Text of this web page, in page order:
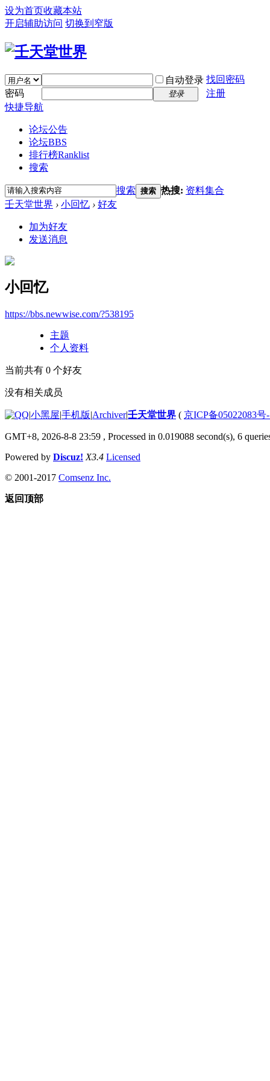
设为首页收藏本站
开启辅助访问 切换到窄版
自动登录 找回密码
密码
登录
注册
快捷导航
论坛公告
论坛BBS
排行榜Ranklist
搜索
搜索 搜索 热搜: 资料集合
壬天堂世界 › 小回忆 › 好友
加为好友
发送消息
小回忆
https://bbs.newwise.com/?538195
主题
个人资料
当前共有 0 个好友
没有相关成员
|小黑屋|手机版|Archiver|壬天堂世界 ( 京ICP备05022083号
GMT+8, 2026-8-8 23:59 , Processed in 0.019088 second(s), 6
Powered by Discuz! X3.4 Licensed
© 2001-2017 Comsenz Inc.
返回顶部